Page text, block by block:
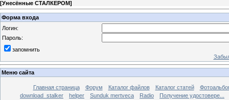
[Унесённые СТАЛКЕРОМ]
Форма входа
Логин:
Пароль:
запомнить
Меню сайта
Главная страница Форум Каталог файлов Каталог статей
download_stalker
helper Sunduk mertveca Radio
Получение удостовере...